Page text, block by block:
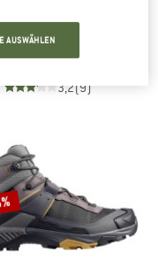
X Ultra 5 GORE-TEX
Multisportschuhe
3,2(9)
AUSWÄHLEN